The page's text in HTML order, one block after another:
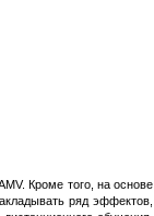
Кроме того, на основе
ряд эффектов,